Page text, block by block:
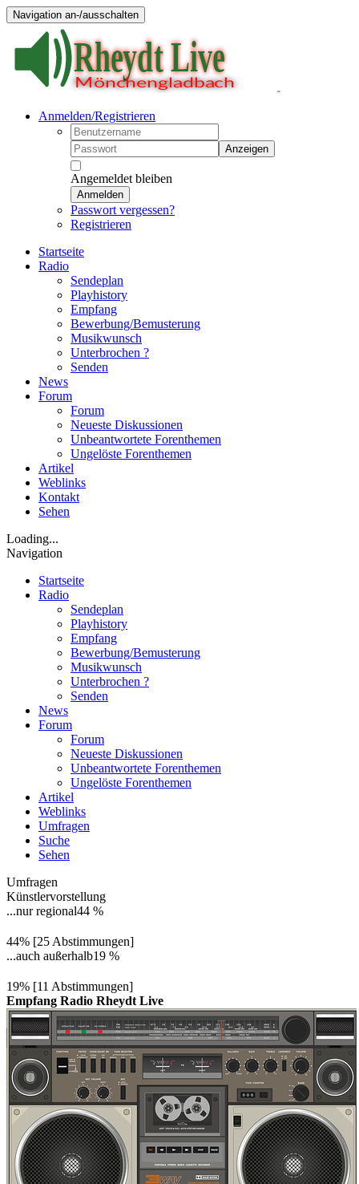
Navigation an-/ausschalten
Anmelden/Registrieren
Anzeigen
Angemeldet bleiben
Anmelden
Passwort vergessen?
Registrieren
Startseite
Radio
Sendeplan
Playhistory
Empfang
Bewerbung/Bemusterung
Musikwunsch
Unterbrochen ?
Senden
News
Forum
Forum
Neueste Diskussionen
Unbeantwortete Forenthemen
Ungelöste Forenthemen
Artikel
Weblinks
Kontakt
Sehen
Loading...
Navigation
Startseite
Radio
Sendeplan
Playhistory
Empfang
Bewerbung/Bemusterung
Musikwunsch
Unterbrochen ?
Senden
News
Forum
Forum
Neueste Diskussionen
Unbeantwortete Forenthemen
Ungelöste Forenthemen
Artikel
Weblinks
Umfragen
Suche
Sehen
Umfragen
Künstlervorstellung
...nur regional44 %
44% [25 Abstimmungen]
...auch außerhalb19 %
19% [11 Abstimmungen]
Empfang Radio Rheydt Live